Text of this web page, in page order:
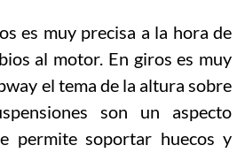
es muy precisa a la hora de
al motor. En giros es muy
el tema de la altura sobre
son un aspecto
permite soportar huecos y